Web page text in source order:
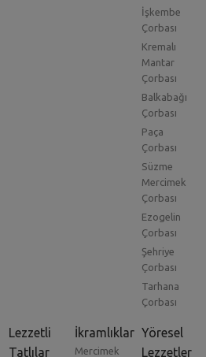
İşkembe
Çorbası
Kremalı
Mantar
Çorbası
Balkabağı
Çorbası
Paça
Çorbası
Süzme
Mercimek
Çorbası
Ezogelin
Çorbası
Şehriye
Çorbası
Tarhana
Çorbası
Lezzetli
Tatlılar
İkramlıklar
Mercimek
Yöresel
Lezzetler